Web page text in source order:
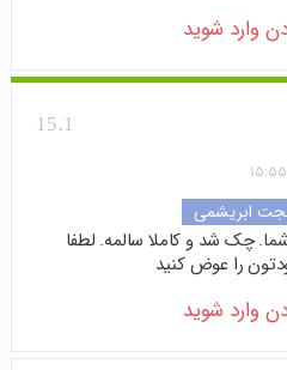
وارد شوید
15.1
ابریشمی
چک شد و کاملا سالمه. لطفا
را عوض کنید
وارد شوید